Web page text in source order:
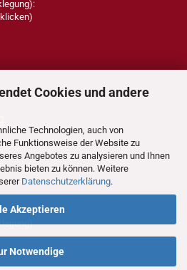
Cookies und andere
Technologien, auch von
Funktionsweise der Website zu
Angebotes zu analysieren und Ihnen
bieten zu können. Weitere
Datenschutzerklärung.
Akzeptieren
Notwendige